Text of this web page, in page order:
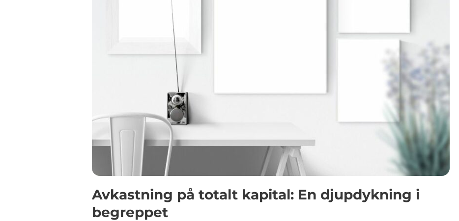
Avkastning på totalt kapital: En djupdykning i
begreppet